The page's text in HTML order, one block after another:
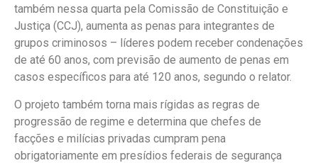
também nessa quarta pela Comissão de Constituição e
Justiça (CCJ), aumenta as penas para integrantes de
grupos criminosos – líderes podem receber condenações
de até 60 anos, com previsão de aumento de penas em
casos específicos para até 120 anos, segundo o relator.
O projeto também torna mais rígidas as regras de
progressão de regime e determina que chefes de
facções e milícias privadas cumpram pena
obrigatoriamente em presídios federais de segurança